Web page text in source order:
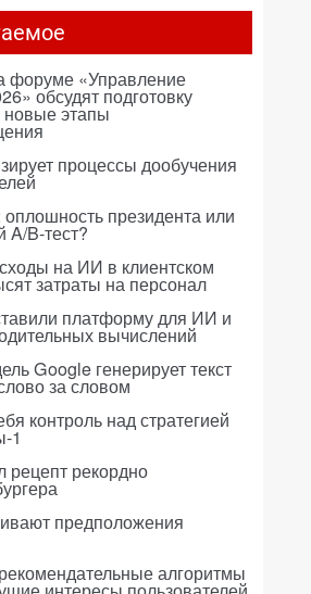
форуме «Управление
обсудят подготовку
этапы
процессы дообучения
оплошность президента или
A/B-тест?
на ИИ в клиентском
затраты на персонал
платформу для ИИ и
вычислений
Google генерирует текст
за словом
контроль над стратегией
1
рецепт рекордно
предположения
алгоритмы